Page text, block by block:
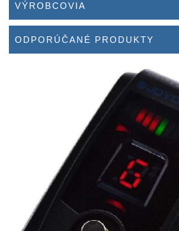
VÝROBCOVIA
ODPORÚČANÉ PRODUKTY